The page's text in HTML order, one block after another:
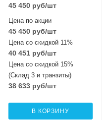
45 450руб/шт
Цена по акции
45 450руб/шт
Цена со скидкой 11%
40 451руб/шт
Цена со скидкой 15%
(Склад 3 и транзиты)
38 633руб/шт
В КОРЗИНУ